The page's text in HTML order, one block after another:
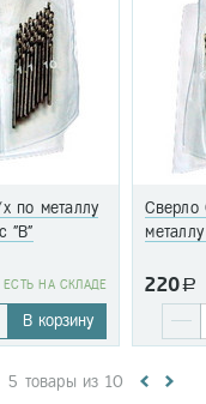
по металлу
"В"
EСТЬ НА СКЛАДЕ
В корзину
220a
5 товары из 10